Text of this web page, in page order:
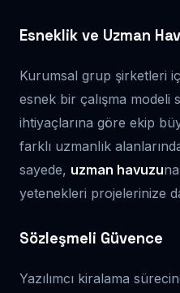
Esneklik ve Uzman
Kurumsal grup şirketleri
esnek bir çalışma modeli
ihtiyaçlarına göre ekip
farklı uzmanlık
sayede, uzman havuzu
yetenekleri projelerinize
Sözleşmeli Güvence
Yazılımcı kiralama